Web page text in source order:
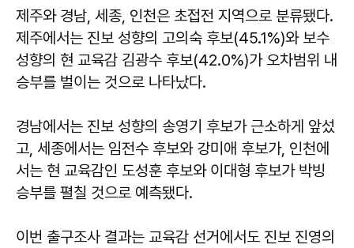
제주와 경남, 세종, 인천은 초접전 지역으로 분류됐다.
제주에서는 진보 성향의 고의숙 후보(45.1%)와 보수
성향의 현 교육감 김광수 후보(42.0%)가 오차범위 내
승부를 벌이는 것으로 나타났다.
경남에서는 진보 성향의 송영기 후보가 근소하게 앞섰
고, 세종에서는 임전수 후보와 강미애 후보가, 인천에
서는 현 교육감인 도성훈 후보와 이대형 후보가 박빙
승부를 펼칠 것으로 예측됐다.
이번 출구조사 결과는 교육감 선거에서도 진보 진영의